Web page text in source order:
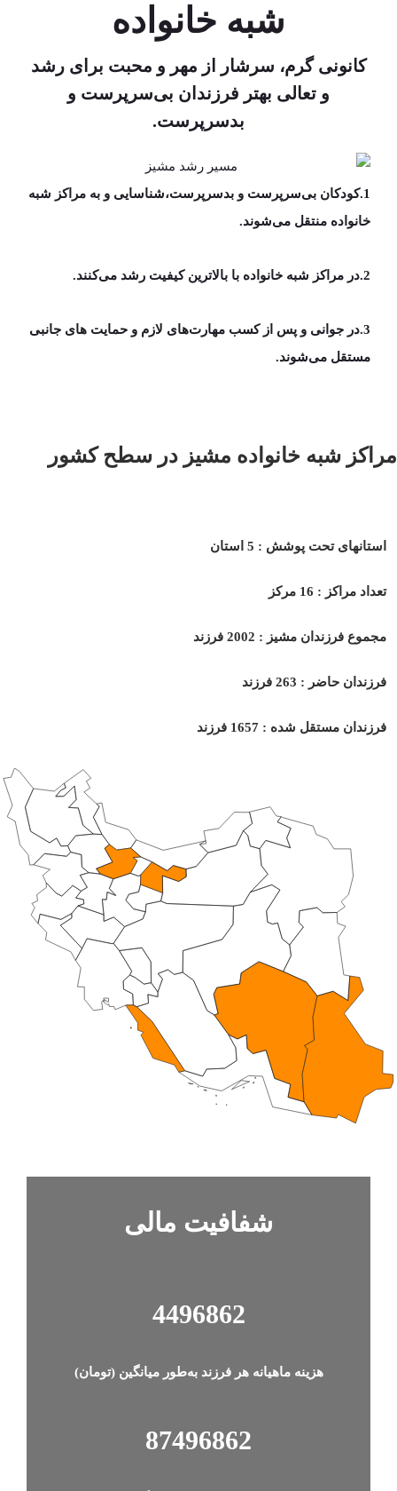
شبه خانواده
کانونی گرم، سرشار از مهر و محبت برای رشد
و تعالی بهتر فرزندان بی‌سرپرست و
بد‌سرپرست.
1.کودکان بی‌سرپرست و بدسرپرست،شناسایی و به مراکز شبه
خانواده منتقل می‌‍‌شوند.
2.در مراکز شبه خانواده با بالاترین کیفیت رشد می‌کنند.
3.در جوانی و پس از کسب مهارت‌های لازم‌ و حمایت های جانبی
مستقل می‌شوند.
مراکز شبه خانواده مشیز در سطح کشور
استانهای تحت پوشش : 5 استان
تعداد مراکز : 16 مرکز
مجموع فرزندان مشیز : 2002 فرزند
فرزندان حاضر : 263 فرزند
فرزندان مستقل شده : 1657 فرزند
شفافیت‌ مالی
4497899
هزینه‌ ماهیانه هر فرزند به‌طور میانگین (تومان)
87497899